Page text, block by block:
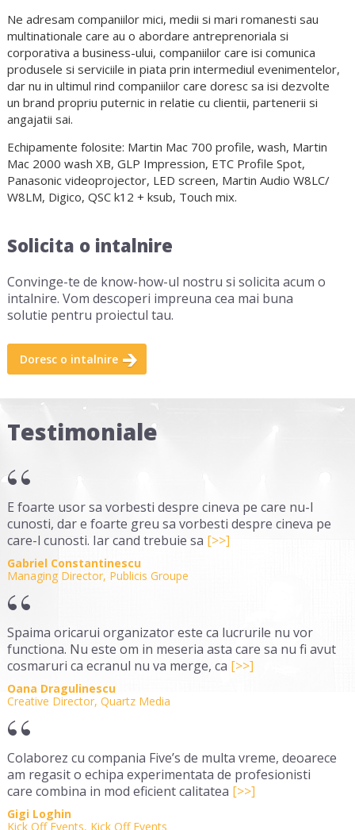
Ne adresam companiilor mici, medii si mari romanesti sau
multinationale care au o abordare antreprenoriala si
corporativa a business-ului, companiilor care isi comunica
produsele si serviciile in piata prin intermediul evenimentelor,
dar nu in ultimul rind companiilor care doresc sa isi dezvolte
un brand propriu puternic in relatie cu clientii, partenerii si
angajatii sai.
Echipamente folosite: Martin Mac 700 profile, wash, Martin
Mac 2000 wash XB, GLP Impression, ETC Profile Spot,
Panasonic videoprojector, LED screen, Martin Audio W8LC/
W8LM, Digico, QSC k12 + ksub, Touch mix.
Solicita o intalnire
Convinge-te de know-how-ul nostru si solicita acum o
intalnire. Vom descoperi impreuna cea mai buna
solutie pentru proiectul tau.
Doresc o intalnire
Testimoniale
E foarte usor sa vorbesti despre cineva pe care nu-l
cunosti, dar e foarte greu sa vorbesti despre cineva pe
care-l cunosti. Iar cand trebuie sa [>>]
Gabriel Constantinescu
Managing Director, Publicis Groupe
Spaima oricarui organizator este ca lucrurile nu vor
functiona. Nu este om in meseria asta care sa nu fi avut
cosmaruri ca ecranul nu va merge, ca [>>]
Oana Dragulinescu
Creative Director, Quartz Media
Colaborez cu compania Five’s de multa vreme, deoarece
am regasit o echipa experimentata de profesionisti
care combina in mod eficient calitatea [>>]
Gigi Loghin
Kick Off Events, Kick Off Events